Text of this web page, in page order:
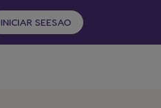
INICIAR SEESAO